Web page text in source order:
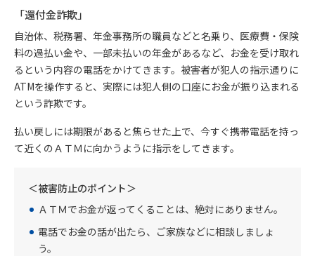
「還付金詐欺」
自治体、税務署、年金事務所の職員などと名乗り、医療費・保険
料の過払い金や、一部未払いの年金があるなど、お金を受け取れ
るという内容の電話をかけてきます。被害者が犯人の指示通りに
ATMを操作すると、実際には犯人側の口座にお金が振り込まれる
という詐欺です。
払い戻しには期限があると焦らせた上で、今すぐ携帯電話を持っ
て近くのＡＴＭに向かうように指示をしてきます。
＜被害防止のポイント＞
ＡＴＭでお金が返ってくることは、絶対にありません。
電話でお金の話が出たら、ご家族などに相談しましょ
う。